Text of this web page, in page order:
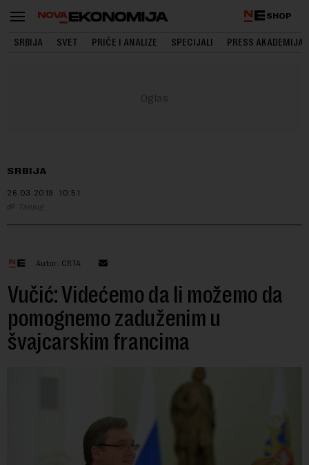
SHOP
SRBIJA SVET PRIČE I ANALIZE SPECIJALI PRESS AKADEMIJA
SRBIJA
26.03.2019. 10:51
Tanjug
Autor: CRTA
Vučić: Videćemo da li možemo da
pomognemo zaduženim u
švajcarskim francima